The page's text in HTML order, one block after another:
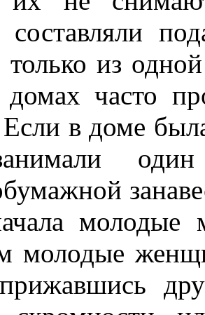
составляли
только из
часто
в доме
молодые
молодые